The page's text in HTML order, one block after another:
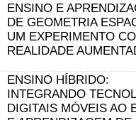
ENSINO E
DE GEOMETRIA
UM EXPERIMENTO
REALIDADE
ENSINO HÍBRIDO:
INTEGRANDO
DIGITAIS MÓVEIS AO